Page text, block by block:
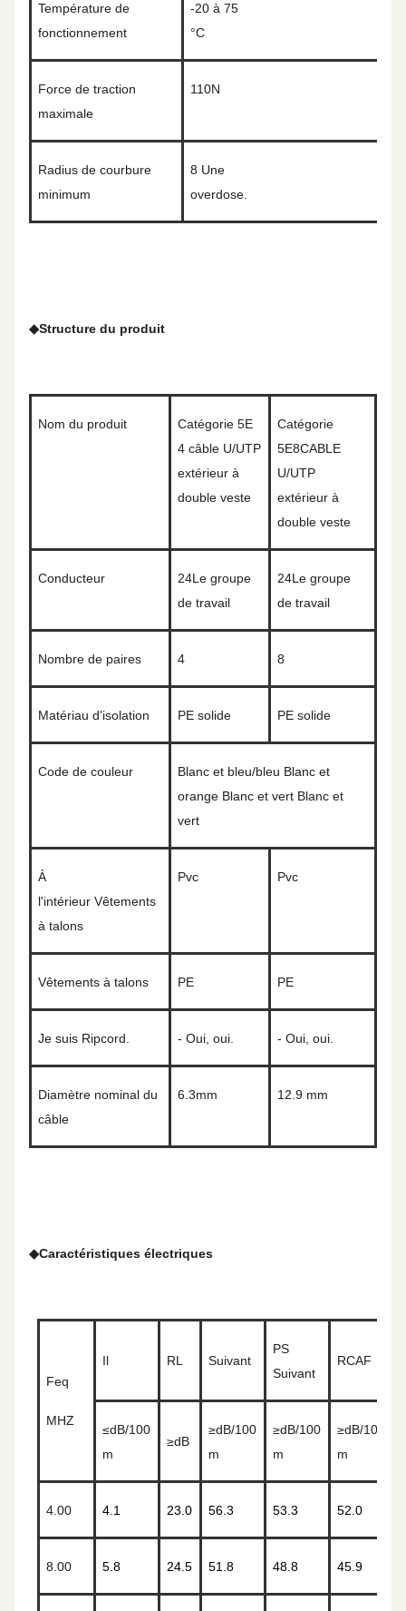
Température de
fonctionnement
-20 à 75
°C
Force de traction
maximale
110N
Radius de courbure
minimum
8 Une
overdose.
◆Structure du produit
Nom du produit
Catégorie 5E
4 câble U/UTP
extérieur à
double veste
Catégorie
5E8CABLE
U/UTP
extérieur à
double veste
Conducteur 24Le groupe
de travail
24Le groupe
de travail
Nombre de paires 4 8
Matériau d'isolation PE solide PE solide
Code de couleur
Blanc et bleu/bleu Blanc et
orange Blanc et vert Blanc et
vert
À
l'intérieur Vêtements
à talons
Pvc Pvc
Vêtements à talons PE PE
Je suis Ripcord. - Oui, oui. - Oui, oui.
Diamètre nominal du
câble
6.3mm 12.9 mm
◆Caractéristiques électriques
Feq
MHZ
Il RL Suivant
PS
Suivant
RCAF
≤dB/100
m
≥dB
≥dB/100
m
≥dB/100
m
≥dB/100
m
4.00 4.1 23.0 56.3 53.3 52.0
8.00 5.8 24.5 51.8 48.8 45.9